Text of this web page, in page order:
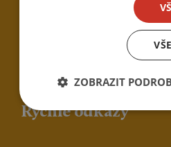
Rychlé odkazy
ZOBRAZIT